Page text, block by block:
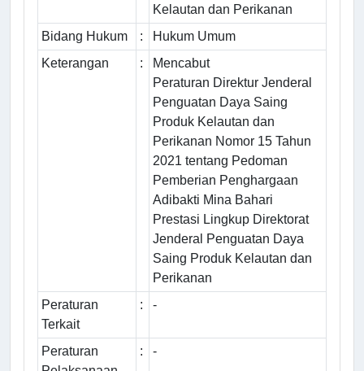
Kelautan dan Perikanan
Bidang Hukum
:
Hukum Umum
Keterangan
:
Mencabut
Peraturan Direktur Jenderal
Penguatan Daya Saing
Produk Kelautan dan
Perikanan Nomor 15 Tahun
2021 tentang Pedoman
Pemberian Penghargaan
Adibakti Mina Bahari
Prestasi Lingkup Direktorat
Jenderal Penguatan Daya
Saing Produk Kelautan dan
Perikanan
Peraturan
Terkait
: -
Peraturan
: -